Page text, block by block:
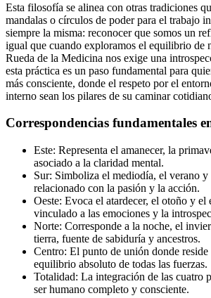
Esta filosofía se alinea con otras tradiciones
mandalas o círculos de poder para el trabajo
siempre la misma: reconocer que somos un
igual que cuando exploramos el equilibrio de
Rueda de la Medicina nos exige una
esta práctica es un paso fundamental para
más consciente, donde el respeto por el
interno sean los pilares de su caminar
Correspondencias fundamentales
Este: Representa el amanecer, la
asociado a la claridad mental.
Sur: Simboliza el mediodía, el verano y
relacionado con la pasión y la acción.
Oeste: Evoca el atardecer, el otoño y el
vinculado a las emociones y la
Norte: Corresponde a la noche, el
tierra, fuente de sabiduría y ancestros.
Centro: El punto de unión donde
equilibrio absoluto de todas las fuerzas.
Totalidad: La integración de las cuatro
ser humano completo y consciente.